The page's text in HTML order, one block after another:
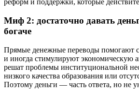
реформ и поддержки, которые
Миф 2: достаточно давать
богаче
Прямые денежные переводы помогают
и иногда стимулируют экономическую
решат проблемы институциональной
низкого качества образования или
Поэтому деньги — часть ответа, но не